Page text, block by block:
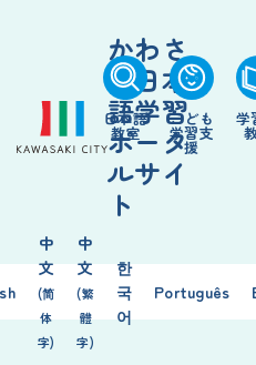
かわさ
き日本
語学習
ポータ
ルサイ
ト
日本語
教室
こども
学習支
援
学
中
文
(简
体
字)
中
文
(繁
體
字)
한
국
어
Português